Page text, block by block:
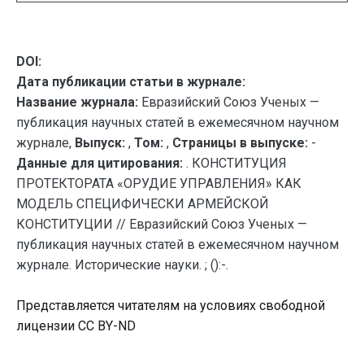
DOI:
Дата публикации статьи в журнале:
Название журнала: Евразийский Союз Ученых —
публикация научных статей в ежемесячном научном
журнале, Выпуск: , Том: , Страницы в выпуске: -
Данные для цитирования: . КОНСТИТУЦИЯ
ПРОТЕКТОРАТА «ОРУДИЕ УПРАВЛЕНИЯ» КАК
МОДЕЛЬ СПЕЦИФИЧЕСКИ АРМЕЙСКОЙ
КОНСТИТУЦИИ // Евразийский Союз Ученых —
публикация научных статей в ежемесячном научном
журнале. Исторические науки. ; ():-.
Представляется читателям на условиях свободной
лицензии CC BY-ND